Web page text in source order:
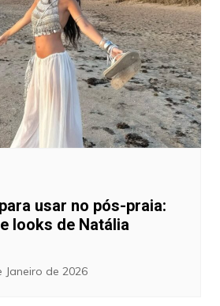
usar no pós-praia:
looks de Natália
Janeiro de 2026